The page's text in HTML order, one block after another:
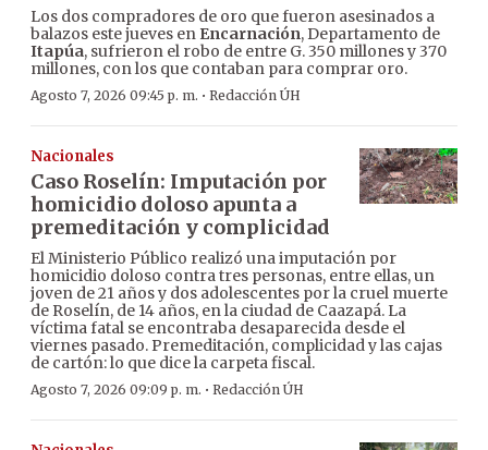
Los dos compradores de oro que fueron asesinados a
balazos este jueves en Encarnación, Departamento de
Itapúa, sufrieron el robo de entre G. 350 millones y 370
millones, con los que contaban para comprar oro.
Agosto 7, 2026 09:45 p. m. · Redacción ÚH
Nacionales
Caso Roselín: Imputación por
homicidio doloso apunta a
premeditación y complicidad
El Ministerio Público realizó una imputación por
homicidio doloso contra tres personas, entre ellas, un
joven de 21 años y dos adolescentes por la cruel muerte
de Roselín, de 14 años, en la ciudad de Caazapá. La
víctima fatal se encontraba desaparecida desde el
viernes pasado. Premeditación, complicidad y las cajas
de cartón: lo que dice la carpeta fiscal.
Agosto 7, 2026 09:09 p. m. · Redacción ÚH